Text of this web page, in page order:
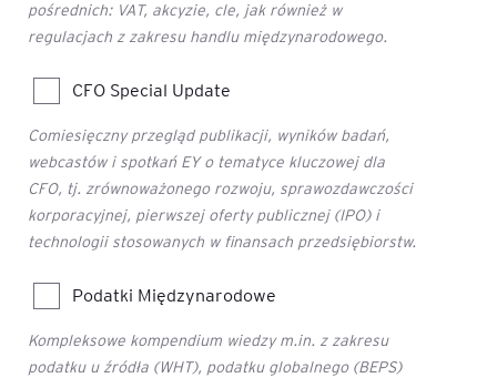
pośrednich: VAT, akcyzie, cle, jak również w
regulacjach z zakresu handlu międzynarodowego.
CFO Special Update
Comiesięczny przegląd publikacji, wyników badań,
webcastów i spotkań EY o tematyce kluczowej dla
CFO, tj. zrównoważonego rozwoju, sprawozdawczości
korporacyjnej, pierwszej oferty publicznej (IPO) i
technologii stosowanych w finansach przedsiębiorstw.
Podatki Międzynarodowe
Kompleksowe kompendium wiedzy m.in. z zakresu
podatku u źródła (WHT), podatku globalnego (BEPS)